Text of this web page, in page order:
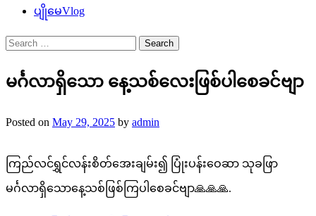
ပျိုမေVlog
Search
for:
မင်္ဂလာရှိသော နေ့သစ်လေးဖြစ်ပါစေခင်ဗျာ
Posted on May 29, 2025 by admin
ကြည်လင်ရွှင်လန်းစိတ်အေးချမ်း၍ ပြုံးပန်းဝေဆာ သုခဖြာ
မင်္ဂလာရှိသောနေ့သစ်ဖြစ်ကြပါစေခင်ဗျာ🙏🙏🙏.